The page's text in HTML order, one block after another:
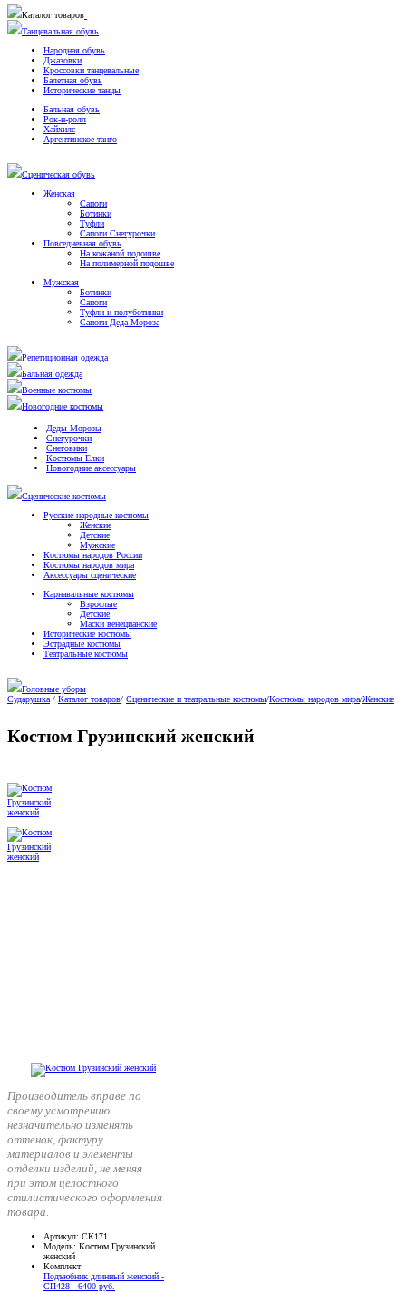
Каталог товаров
Танцевальная обувь
Народная обувь
Джазовки
Кроссовки танцевальные
Балетная обувь
Исторические танцы
Бальная обувь
Рок-н-ролл
Хайхилс
Аргентинское танго
Сценическая обувь
Женская
Сапоги
Ботинки
Туфли
Сапоги Снегурочки
Повседневная обувь
На кожаной подошве
На полимерной подошве
Мужская
Ботинки
Сапоги
Туфли и полуботинки
Сапоги Деда Мороза
Репетиционная одежда
Бальная одежда
Военные костюмы
Новогодние костюмы
Деды Морозы
Снегурочки
Снеговики
Костюмы Елки
Новогодние аксессуары
Сценические костюмы
Русские народные костюмы
Женские
Детские
Мужские
Костюмы народов России
Костюмы народов мира
Аксессуары сценические
Карнавальные костюмы
Взрослые
Детские
Маски венецианские
Исторические костюмы
Эстрадные костюмы
Театральные костюмы
Головные уборы
Сударушка / Каталог товаров/ Сценические и театральные костюмы/Костюмы народов мира/Женские
Костюм Грузинский женский
Производитель вправе по
своему усмотрению
незначительно изменять
оттенок, фактуру
материалов и элементы
отделки изделий, не меняя
при этом целостного
стилистического оформления
товара.
Артикул: СК171
Модель: Костюм Грузинский
женский
Комплект:
Подъюбник длинный женский -
СП428 - 6400 руб.